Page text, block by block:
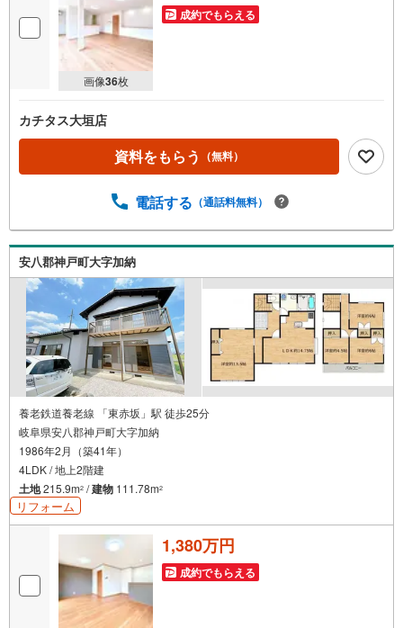
画像36枚
成約でもらえる
カチタス大垣店
資料をもらう （無料）
電話する （通話料無料）
安八郡神戸町大字加納
養老鉄道養老線 「東赤坂」駅 徒歩25分
岐阜県安八郡神戸町大字加納
1986年2月（築41年）
4LDK / 地上2階建
土地215.9m2 /建物 111.78m2
リフォーム
1,380万円
成約でもらえる